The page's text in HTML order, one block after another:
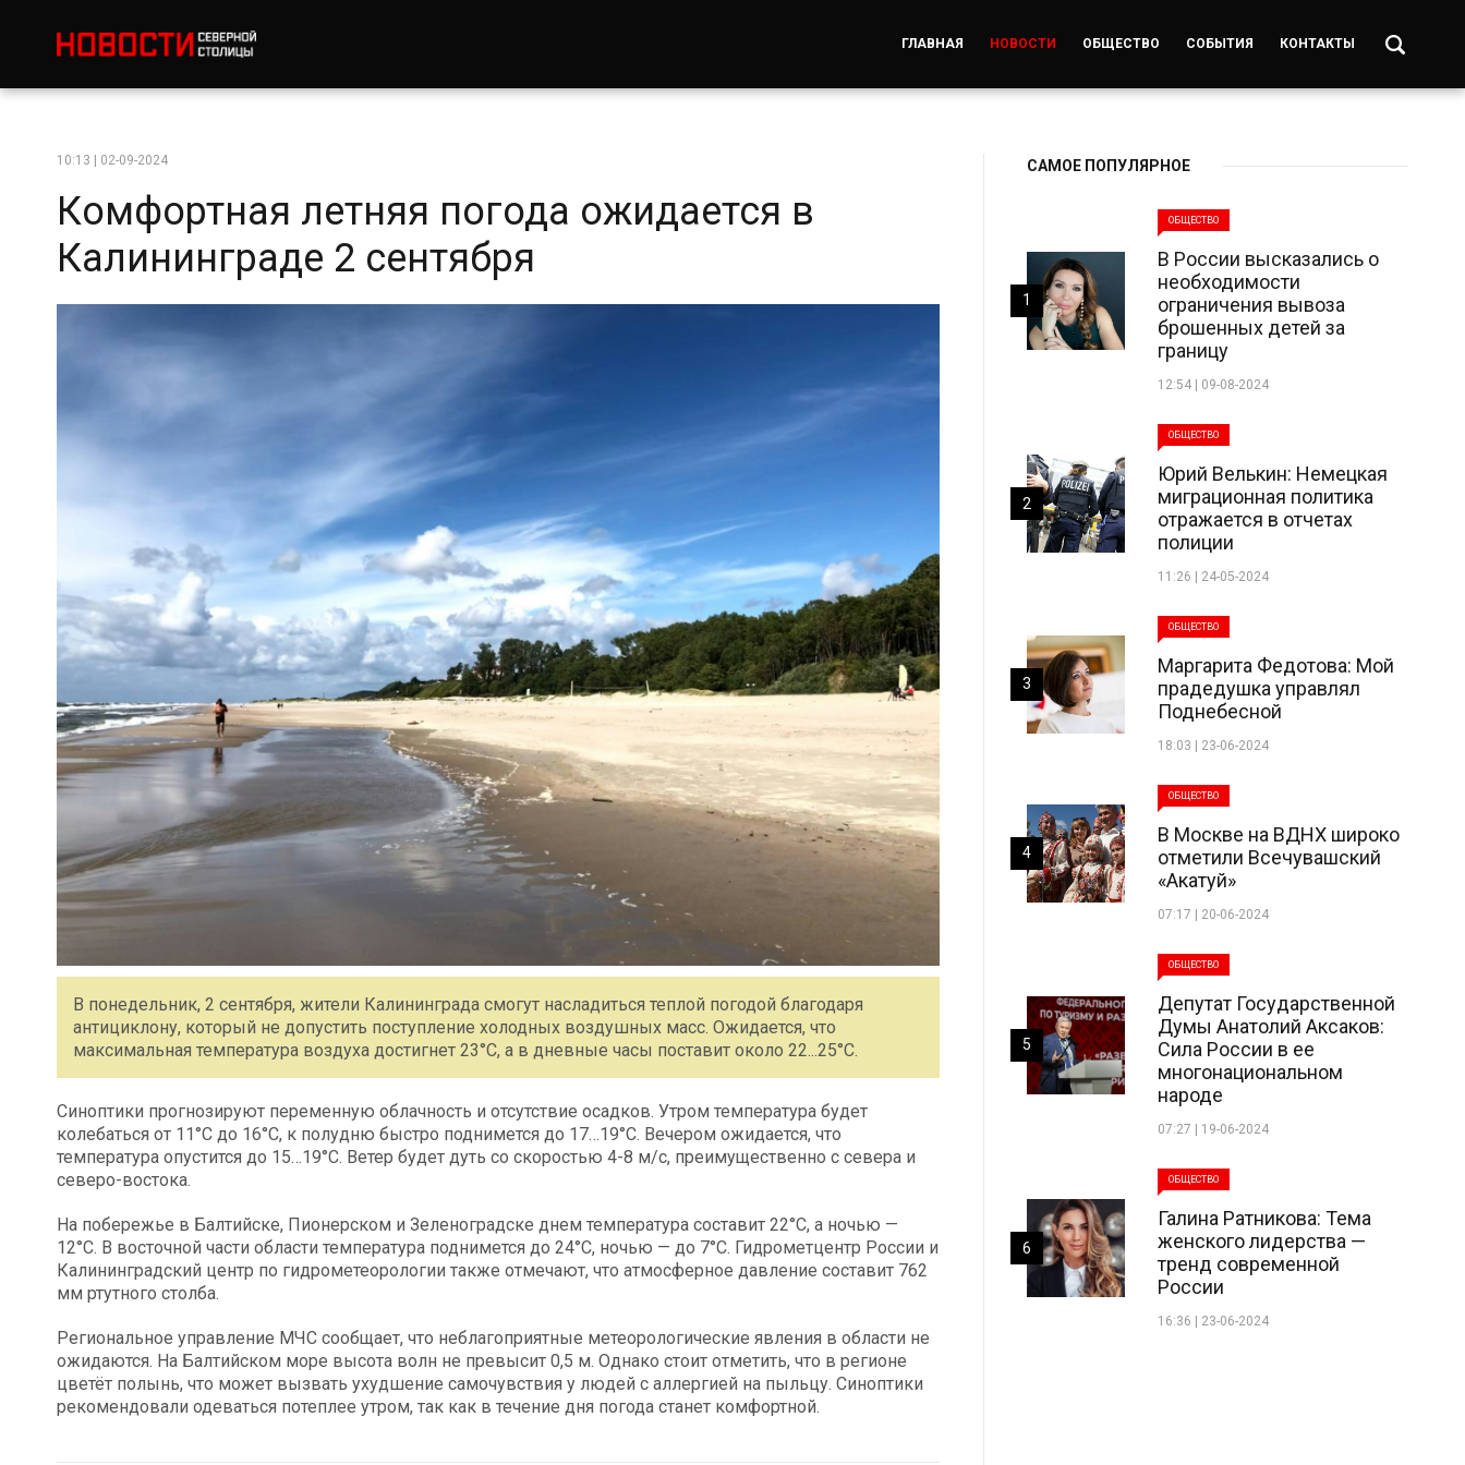
ГЛАВНАЯ НОВОСТИ ОБЩЕСТВО СОБЫТИЯ КОНТАКТЫ
10:13 | 02-09-2024
Комфортная летняя погода ожидается в
Калининграде 2 сентября
В понедельник, 2 сентября, жители Калининграда смогут насладиться теплой погодой благодаря
антициклону, который не допустить поступление холодных воздушных масс. Ожидается, что
максимальная температура воздуха достигнет 23°C, а в дневные часы поставит около 22...25°C.
Синоптики прогнозируют переменную облачность и отсутствие осадков. Утром температура будет
колебаться от 11°C до 16°C, к полудню быстро поднимется до 17…19°C. Вечером ожидается, что
температура опустится до 15…19°C. Ветер будет дуть со скоростью 4-8 м/с, преимущественно с севера и
северо-востока.
На побережье в Балтийске, Пионерском и Зеленоградске днем температура составит 22°C, а ночью —
12°C. В восточной части области температура поднимется до 24°C, ночью — до 7°C. Гидрометцентр России и
Калининградский центр по гидрометеорологии также отмечают, что атмосферное давление составит 762
мм ртутного столба.
Региональное управление МЧС сообщает, что неблагоприятные метеорологические явления в области не
ожидаются. На Балтийском море высота волн не превысит 0,5 м. Однако стоит отметить, что в регионе
цветёт полынь, что может вызвать ухудшение самочувствия у людей с аллергией на пыльцу. Синоптики
рекомендовали одеваться потеплее утром, так как в течение дня погода станет комфортной.
САМОЕ ПОПУЛЯРНОЕ
ОБЩЕСТВО
В России высказались о
необходимости
ограничения вывоза
брошенных детей за
границу
12:54 | 09-08-2024
1
ОБЩЕСТВО
Юрий Велькин: Немецкая
миграционная политика
отражается в отчетах
полиции
11:26 | 24-05-2024
2
ОБЩЕСТВО
Маргарита Федотова: Мой
прадедушка управлял
Поднебесной
18:03 | 23-06-2024
3
ОБЩЕСТВО
В Москве на ВДНХ широко
отметили Всечувашский
«Акатуй»
07:17 | 20-06-2024
4
ОБЩЕСТВО
Депутат Государственной
Думы Анатолий Аксаков:
Сила России в ее
многонациональном
народе
07:27 | 19-06-2024
5
ОБЩЕСТВО
Галина Ратникова: Тема
женского лидерства —
тренд современной
России
16:36 | 23-06-2024
6